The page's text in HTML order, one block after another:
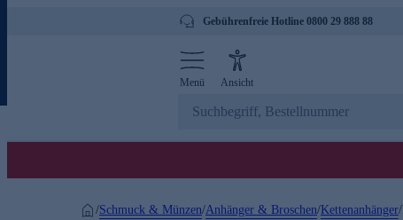
Gebührenfreie Hotline 0800 29 888 88
Menü Ansicht
/Schmuck & Münzen/Anhänger & Broschen/Kettenanhänger/